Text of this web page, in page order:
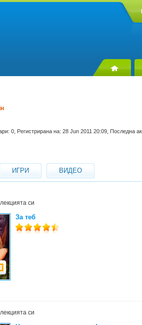
0, Регистрирана на: 28 Jun 2011 20:09, Последна
ИГРИ ВИДЕО
си
За теб
си